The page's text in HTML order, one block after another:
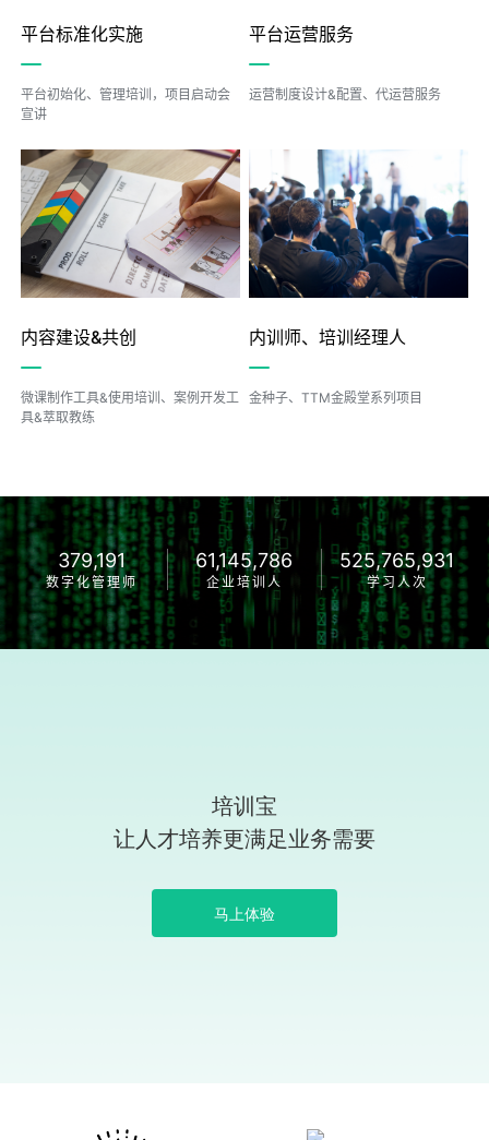
平台标准化实施
平台初始化、管理培训，项目启动会
宣讲
平台运营服务
运营制度设计&配置、代运营服务
内容建设&共创
微课制作工具&使用培训、案例开发工
具&萃取教练
内训师、培训经理人
金种子、TTM金殿堂系列项目
379,191
数字化管理师
61,145,786
企业培训人
525,765,931
学习人次
培训宝
让人才培养更满足业务需要
马上体验